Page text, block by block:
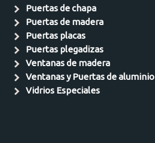
Puertas de chapa
Puertas de madera
Puertas placas
Puertas plegadizas
Ventanas de madera
Ventanas y Puertas de aluminio
Vidrios Especiales